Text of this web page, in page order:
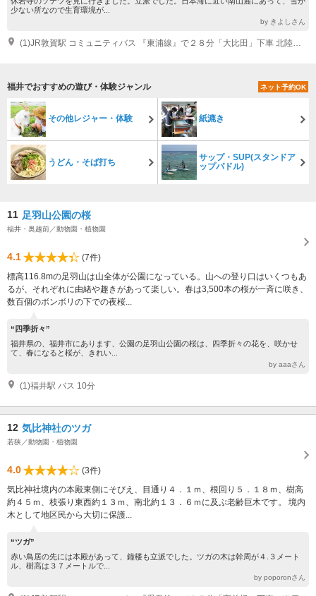
少ない所なので生育環境が...
by きよしさん
(1)JR敦賀駅 コミュニティバス 『東浦線』で２８分「大比田」下車 北陸自動車道・敦賀IC 車 20分
福井でおすすめの遊び・体験ジャンル ネット予約OK
その他レジャー・体験 紙漉き
うどん・そば打ち
サップ・SUP(スタンドア
ップパドル)
11 足羽山公園の桜
福井・奥越前／動物園・植物園
4.1
(7件)
標高116.8mの足羽山は山全体が公園になっている。山への登り口はいくつもあ
るが、それぞれに由緒や趣きがあって楽しい。春は3,500本の桜が一斉に咲き、
数百個のボンボリの下での夜桜...
“四季折々”
福井県の、福井市にあります、公園の足羽山公園の桜は、四季折々の花を、咲かせ
て、春になると桜が、きれい...
by aaaさん
(1)福井駅 バス 10分
12 気比神社のツガ
若狭／動物園・植物園
4.0
(3件)
気比神社境内の本殿東側にそびえ、目通り４．１ｍ、根回り５．１８ｍ、樹高
約４５ｍ、枝張り東西約１３ｍ、南北約１３．６ｍに及ぶ老齢巨木です。 境内
木として地区民から大切に保護...
“ツガ”
赤い鳥居の先には本殿があって、鐘楼も立派でした。ツガの木は幹周が４.３メート
ル、樹高は３７メートルで...
by poporonさん